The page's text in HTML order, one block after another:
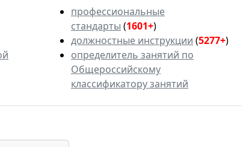
профессиональные
стандарты (1601+)
должностные инструкции (5277+)
определитель занятий по
Общероссийскому
классификатору занятий